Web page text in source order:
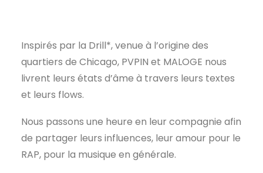
Inspirés par la Drill*, venue à l’origine des
quartiers de Chicago, PVPIN et MALOGE nous
livrent leurs états d’âme à travers leurs textes
et leurs flows.
Nous passons une heure en leur compagnie afin
de partager leurs influences, leur amour pour le
RAP, pour la musique en générale.